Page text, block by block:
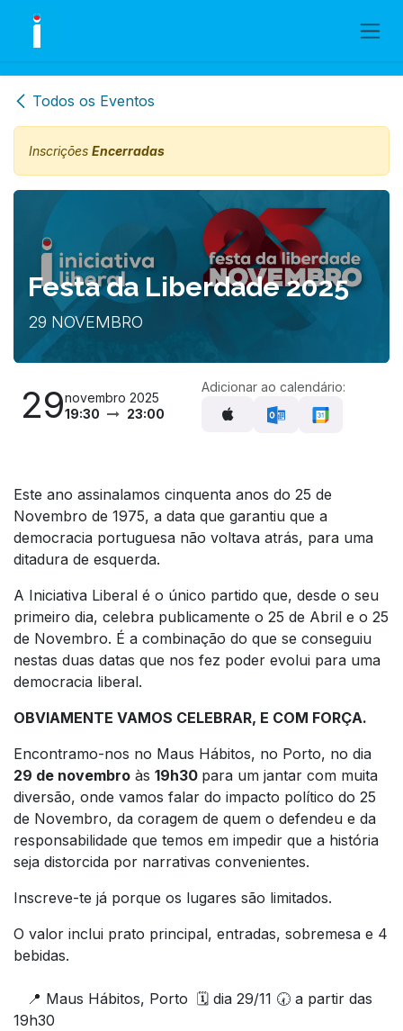
Skip to Content
Todos os Eventos
Inscrições Encerradas
Festa da Liberdade 2025
29 NOVEMBRO
29novembro 2025
19:30
23:00
Adicionar ao calendário:
Este ano assinalamos cinquenta anos do 25 de
Novembro de 1975, a data que garantiu que a
democracia portuguesa não voltava atrás, para uma
ditadura de esquerda.
A Iniciativa Liberal é o único partido que, desde o seu
primeiro dia, celebra publicamente o 25 de Abril e o 25
de Novembro. É a combinação do que se conseguiu
nestas duas datas que nos fez poder evolui para uma
democracia liberal.
OBVIAMENTE VAMOS CELEBRAR, E COM FORÇA.
Encontramo-nos no Maus Hábitos, no Porto, no dia
29 de novembro às 19h30 para um jantar com muita
diversão, onde vamos falar do impacto político do 25
de Novembro, da coragem de quem o defendeu e da
responsabilidade que temos em impedir que a história
seja distorcida por narrativas convenientes.
Inscreve-te já porque os lugares são limitados.
O valor inclui prato principal, entradas, sobremesa e 4
bebidas.
📍 Maus Hábitos, Porto 🗓️ dia 29/11 🕢 a partir das
19h30